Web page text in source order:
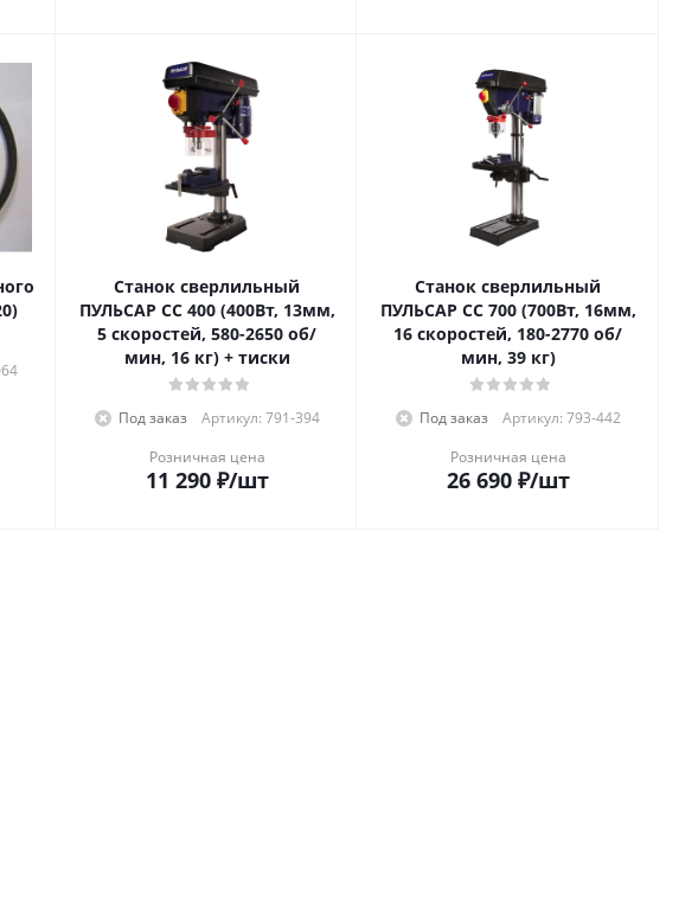
Станок сверлильный
ПУЛЬСАР СС 400 (400Вт, 13мм,
5 скоростей, 580-2650 об/
мин, 16 кг) + тиски
Под заказ
Артикул: 791-394
Розничная цена
11 290₽/шт
Станок сверлильный
ПУЛЬСАР СС 700 (700Вт, 16мм,
16 скоростей, 180-2770 об/
мин, 39 кг)
Под заказ
Артикул: 793-442
Розничная цена
26 690₽/шт